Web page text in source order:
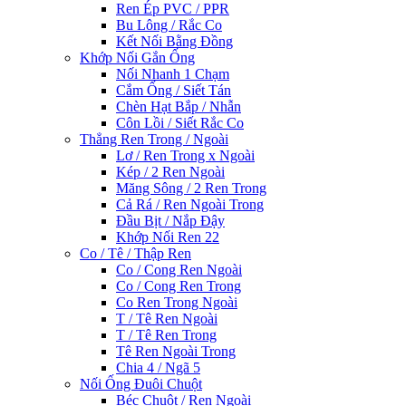
Ren Ép PVC / PPR
Bu Lông / Rắc Co
Kết Nối Bằng Đồng
Khớp Nối Gắn Ống
Nối Nhanh 1 Chạm
Cắm Ống / Siết Tán
Chèn Hạt Bắp / Nhẫn
Côn Lồi / Siết Rắc Co
Thẳng Ren Trong / Ngoài
Lơ / Ren Trong x Ngoài
Kép / 2 Ren Ngoài
Măng Sông / 2 Ren Trong
Cả Rá / Ren Ngoài Trong
Đầu Bịt / Nắp Đậy
Khớp Nối Ren 22
Co / Tê / Thập Ren
Co / Cong Ren Ngoài
Co / Cong Ren Trong
Co Ren Trong Ngoài
T / Tê Ren Ngoài
T / Tê Ren Trong
Tê Ren Ngoài Trong
Chia 4 / Ngã 5
Nối Ống Đuôi Chuột
Béc Chuột / Ren Ngoài